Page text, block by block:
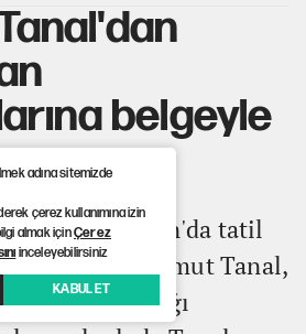
belgeyle
Yunanistan'da tatil
CHP'li Mahmut Tanal,
yaptığı
adına sitemizde
çerez kullanımına izin
almak içinÇerez
inceleyebilirsiniz
KABUL ET